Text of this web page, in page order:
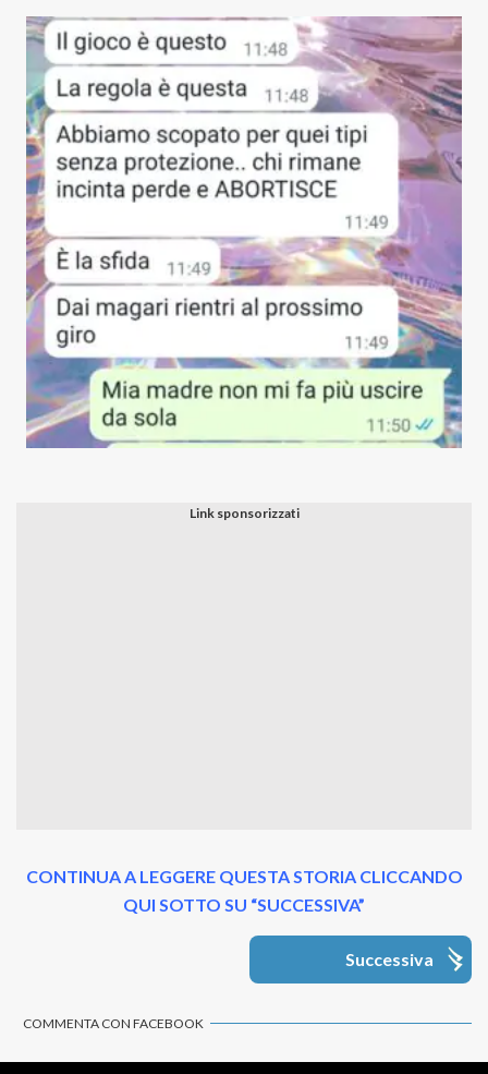
CONTINUA A LEGGERE QUESTA STORIA CLICCANDO
QUI SOTTO SU “SUCCESSIVA”
Successiva
COMMENTA CON FACEBOOK